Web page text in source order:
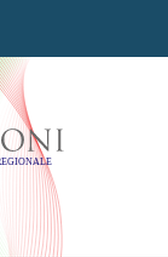
-